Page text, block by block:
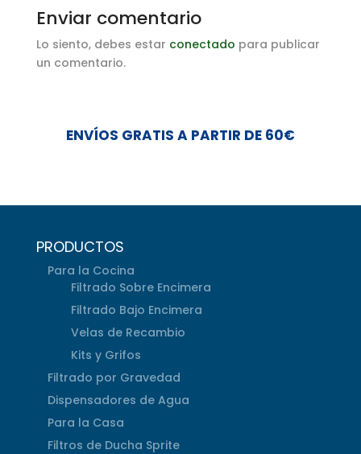
Enviar comentario
Lo siento, debes estar conectado para publicar
un comentario.
ENVÍOS GRATIS A PARTIR DE 60€
PRODUCTOS
Para la Cocina
Filtrado Sobre Encimera
Filtrado Bajo Encimera
Velas de Recambio
Kits y Grifos
Filtrado por Gravedad
Dispensadores de Agua
Para la Casa
Filtros de Ducha Sprite